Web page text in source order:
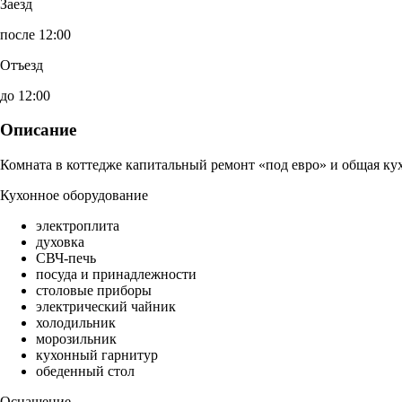
Заезд
после 12:00
Отъезд
до 12:00
Описание
Комната в коттедже капитальный ремонт «под евро» и общая
Кухонное оборудование
электроплита
духовка
СВЧ-печь
посуда и принадлежности
столовые приборы
электрический чайник
холодильник
морозильник
кухонный гарнитур
обеденный стол